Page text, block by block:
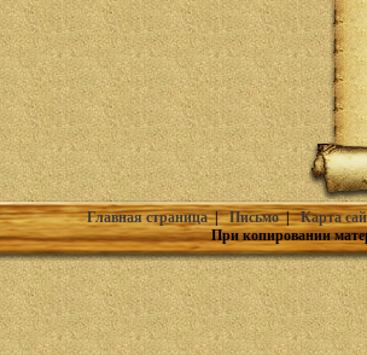
Главная страница|Письмо|Карта
При копировании